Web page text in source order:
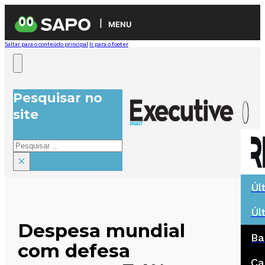
MENU
Saltar para o conteúdo principal Ir para o footer
Pesquisar no
site
Pesquisar
×
Despesa mundial
com defesa